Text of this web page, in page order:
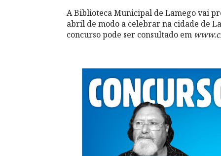
A Biblioteca Municipal de Lamego vai
abril de modo a celebrar na cidade de
concurso pode ser consultado em